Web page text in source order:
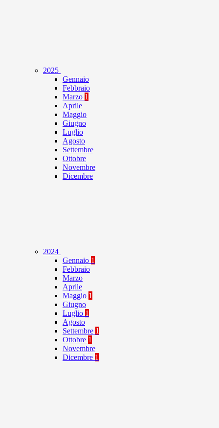
2025
Gennaio
Febbraio
Marzo 1
Aprile
Maggio
Giugno
Luglio
Agosto
Settembre
Ottobre
Novembre
Dicembre
2024
Gennaio 1
Febbraio
Marzo
Aprile
Maggio 1
Giugno
Luglio 1
Agosto
Settembre 1
Ottobre 1
Novembre
Dicembre 1